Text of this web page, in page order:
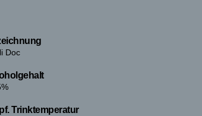
Doc
Trinktemperatur